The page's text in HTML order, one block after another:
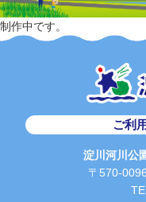
制作中です。
ご利
淀川河川公
〒570-